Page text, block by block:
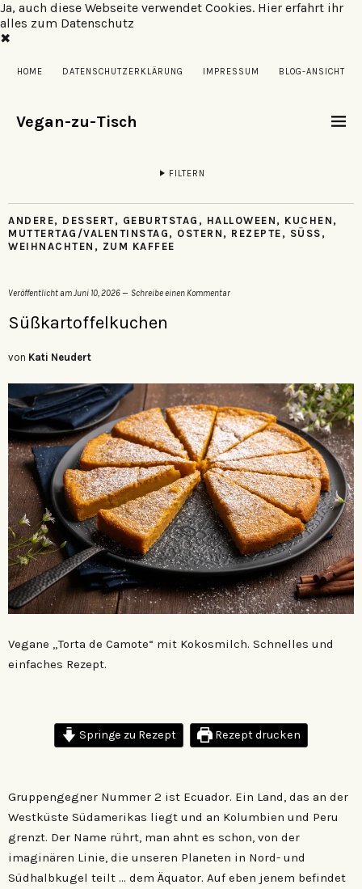
Ja, auch diese Webseite verwendet Cookies. Hier erfahrt ihr
alles zum Datenschutz
✖
HOME DATENSCHUTZERKLÄRUNG IMPRESSUM BLOG-ANSICHT
Vegan-zu-Tisch
FILTERN
ANDERE, DESSERT, GEBURTSTAG , HALLOWEEN , KUCHEN ,
MUTTERTAG/VALENTINSTAG , OSTERN , REZEPTE , SÜSS
,
WEIHNACHTEN , ZUM KAFFEE
Veröffentlicht amJuni 10, 2026 Schreibe einen Kommentar
Süßkartoffelkuchen
von Kati Neudert
Vegane „Torta de Camote“ mit Kokosmilch. Schnelles und
einfaches Rezept.
Springe zu Rezept Rezept drucken
Gruppengegner Nummer 2 ist Ecuador. Ein Land, das an der
Westküste Südamerikas liegt und an Kolumbien und Peru
grenzt. Der Name rührt, man ahnt es schon, von der
imaginären Linie, die unseren Planeten in Nord- und
Südhalbkugel teilt … dem Äquator. Auf eben jenem befindet